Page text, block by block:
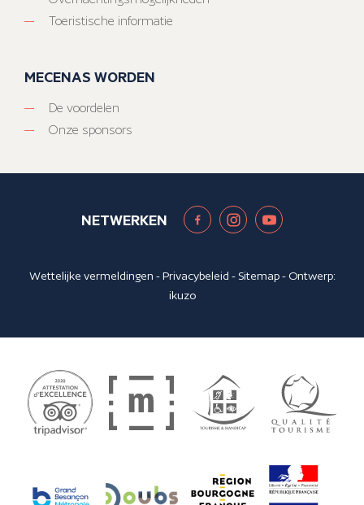
Toeristische informatie
MECENAS WORDEN
De voordelen
Onze sponsors
NETWERKEN
Wettelijke vermeldingen -Privacybeleid - Sitemap- Ontwerp:
ikuzo